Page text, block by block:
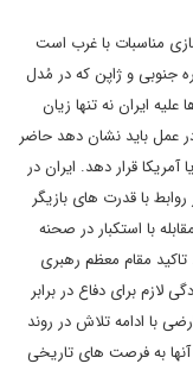
مناسبات با غرب است
جنوبی و ژاپن که در مُدل
ایران نه تنها زیان
عمل باید نشان دهد حاضر
قرار دهد. ایران در
با قدرت های بازیگر
با استکبار در صحنه
مقام معظم رهبری
برای دفاع در برابر
با ادامه تلاش در روند
به فرصت های تاریخی